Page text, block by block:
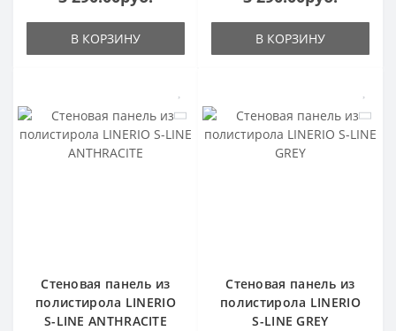
В КОРЗИНУ В КОРЗИНУ
Стеновая панель из
полистирола LINERIO
S-LINE ANTHRACITE
Стеновая панель из
полистирола LINERIO
S-LINE GREY